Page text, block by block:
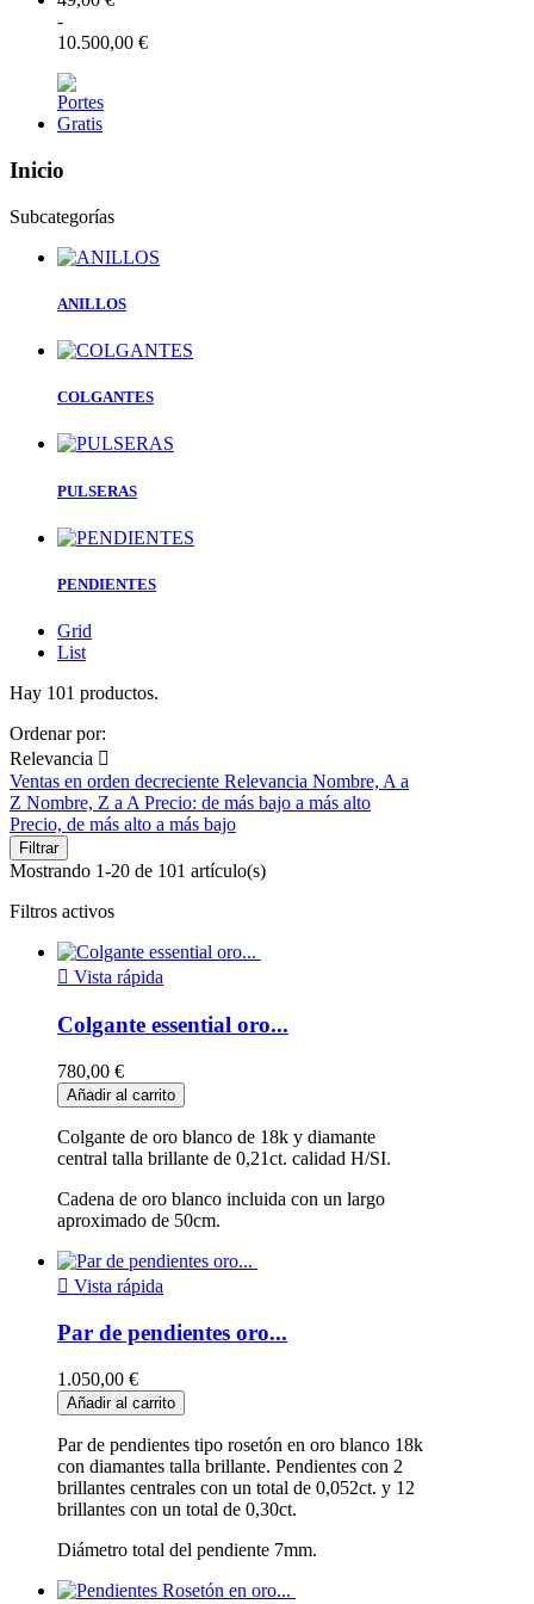
-
10.500,00 €
Inicio
Subcategorías
ANILLOS
COLGANTES
PULSERAS
PENDIENTES
Grid
List
Hay 101 productos.
Ordenar por:
Relevancia 
Ventas en orden decreciente Relevancia Nombre, A a
Z Nombre, Z a A Precio: de más bajo a más alto
Precio, de más alto a más bajo
Filtrar
Mostrando 1-20 de 101 artículo(s)
Filtros activos
 Vista rápida
Colgante essential oro...
780,00 €
Añadir al carrito
Colgante de oro blanco de 18k y diamante
central talla brillante de 0,21ct. calidad H/SI.
Cadena de oro blanco incluida con un largo
aproximado de 50cm.
 Vista rápida
Par de pendientes oro...
1.050,00 €
Añadir al carrito
Par de pendientes tipo rosetón en oro blanco 18k
con diamantes talla brillante. Pendientes con 2
brillantes centrales con un total de 0,052ct. y 12
brillantes con un total de 0,30ct.
Diámetro total del pendiente 7mm.